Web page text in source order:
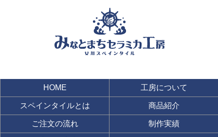
HOME 工房について
スペインタイルとは 商品紹介
ご注文の流れ 制作実績